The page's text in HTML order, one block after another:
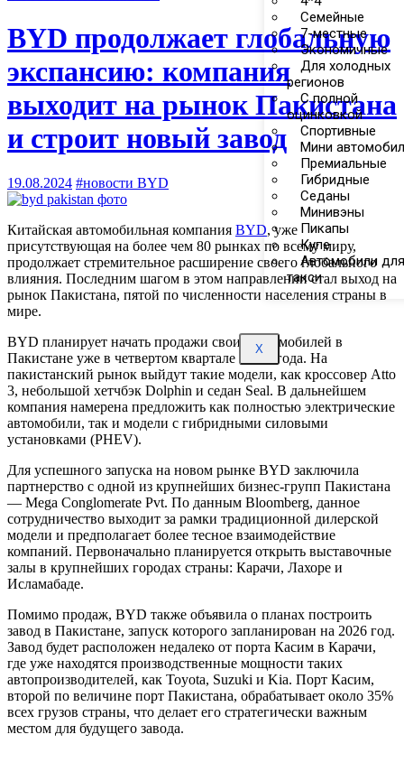
Семейные
7-местные
Экономичные
Для холодных
регионов
С полной
оцинковкой
Спортивные
Мини
Премиальные
Гибридные
Седаны
Минивэны
Пикапы
Купе
Автомобили
такси
X
BYD продолжает глобальную
экспансию: компания
выходит на рынок Пакистана
и строит новый завод
19.08.2024 #новости BYD
Китайская автомобильная компания BYD, уже
присутствующая на более чем 80 рынках по всему миру,
продолжает стремительное расширение своего глобального
влияния. Последним шагом в этом направлении стал выход на
рынок Пакистана, пятой по численности населения страны в
мире.
BYD планирует начать продажи своих автомобилей в
Пакистане уже в четвертом квартале этого года. На
пакистанский рынок выйдут такие модели, как кроссовер Atto
3, небольшой хетчбэк Dolphin и седан Seal. В дальнейшем
компания намерена предложить как полностью электрические
автомобили, так и модели с гибридными силовыми
установками (PHEV).
Для успешного запуска на новом рынке BYD заключила
партнерство с одной из крупнейших бизнес-групп Пакистана
— Mega Conglomerate Pvt. По данным Bloomberg, данное
сотрудничество выходит за рамки традиционной дилерской
модели и предполагает более тесное взаимодействие
компаний. Первоначально планируется открыть выставочные
залы в крупнейших городах страны: Карачи, Лахоре и
Исламабаде.
Помимо продаж, BYD также объявила о планах построить
завод в Пакистане, запуск которого запланирован на 2026 год.
Завод будет расположен недалеко от порта Касим в Карачи,
где уже находятся производственные мощности таких
автопроизводителей, как Toyota, Suzuki и Kia. Порт Касим,
второй по величине порт Пакистана, обрабатывает около 35%
всех грузов страны, что делает его стратегически важным
местом для будущего завода.